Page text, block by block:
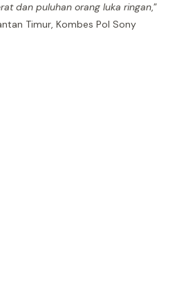
dan puluhan orang luka ringan,”
Timur, Kombes Pol Sony